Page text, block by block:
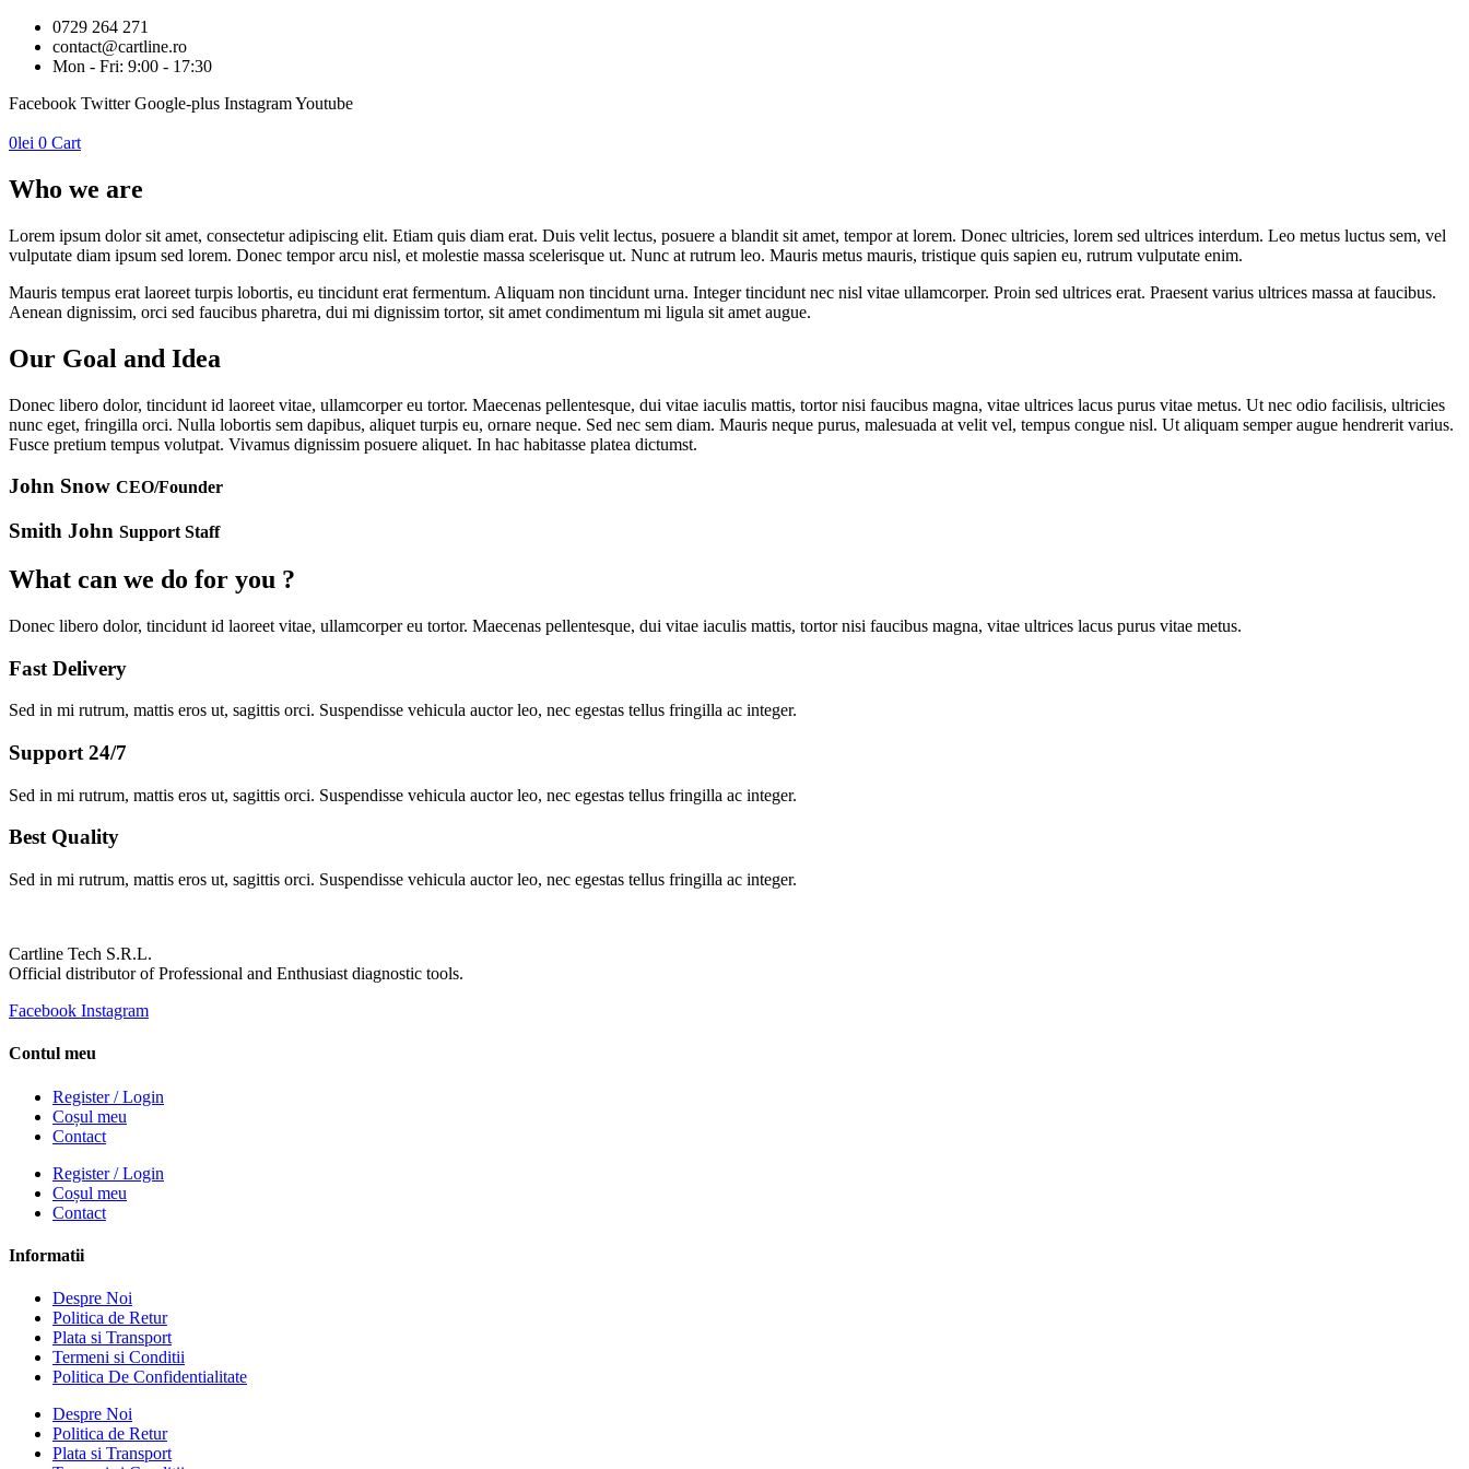
0729 264 271
contact@cartline.ro
Mon - Fri: 9:00 - 17:30
Facebook Twitter Google-plus InstagramYoutube
0lei 0 Cart
Who we are
Lorem ipsum dolor sit amet, consectetur adipiscing elit. Etiam quis diam erat. Duis velit lectus, posuere a blandit sit amet, tempor at lorem. Donec ultricies, lorem sed ultrices interdum. Leo metus luctus sem, vel
vulputate diam ipsum sed lorem. Donec tempor arcu nisl, et molestie massa scelerisque ut. Nunc at rutrum leo. Mauris metus mauris, tristique quis sapien eu, rutrum vulputate enim.
Mauris tempus erat laoreet turpis lobortis, eu tincidunt erat fermentum. Aliquam non tincidunt urna. Integer tincidunt nec nisl vitae ullamcorper. Proin sed ultrices erat. Praesent varius ultrices massa at faucibus.
Aenean dignissim, orci sed faucibus pharetra, dui mi dignissim tortor, sit amet condimentum mi ligula sit amet augue.
Our Goal and Idea
Donec libero dolor, tincidunt id laoreet vitae, ullamcorper eu tortor. Maecenas pellentesque, dui vitae iaculis mattis, tortor nisi faucibus magna, vitae ultrices lacus purus vitae metus. Ut nec odio facilisis, ultricies
nunc eget, fringilla orci. Nulla lobortis sem dapibus, aliquet turpis eu, ornare neque. Sed nec sem diam. Mauris neque purus, malesuada at velit vel, tempus congue nisl. Ut aliquam semper augue hendrerit varius.
Fusce pretium tempus volutpat. Vivamus dignissim posuere aliquet. In hac habitasse platea dictumst.
John Snow CEO/Founder
Smith John Support Staff
What can we do for you ?
Donec libero dolor, tincidunt id laoreet vitae, ullamcorper eu tortor. Maecenas pellentesque, dui vitae iaculis mattis, tortor nisi faucibus magna, vitae ultrices lacus purus vitae metus.
Fast Delivery
Sed in mi rutrum, mattis eros ut, sagittis orci. Suspendisse vehicula auctor leo, nec egestas tellus fringilla ac integer.
Support 24/7
Sed in mi rutrum, mattis eros ut, sagittis orci. Suspendisse vehicula auctor leo, nec egestas tellus fringilla ac integer.
Best Quality
Sed in mi rutrum, mattis eros ut, sagittis orci. Suspendisse vehicula auctor leo, nec egestas tellus fringilla ac integer.
Cartline Tech S.R.L.
Official distributor of Professional and Enthusiast diagnostic tools.
Facebook Instagram
Contul meu
Register / Login
Coșul meu
Contact
Register / Login
Coșul meu
Contact
Informatii
Despre Noi
Politica de Retur
Plata si Transport
Termeni si Conditii
Politica De Confidentialitate
Despre Noi
Politica de Retur
Plata si Transport